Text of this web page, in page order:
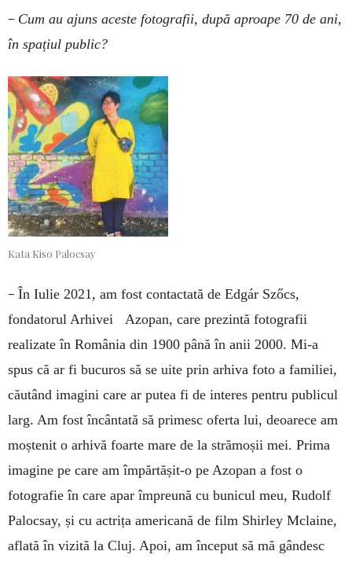
– Cum au ajuns aceste fotografii, după aproape 70 de ani,
în spațiul public?
Kata Kiso Palocsay
– În Iulie 2021, am fost contactată de Edgár Szőcs,
fondatorul Arhivei Azopan, care prezintă fotografii
realizate în România din 1900 până în anii 2000. Mi-a
spus că ar fi bucuros să se uite prin arhiva foto a familiei,
căutând imagini care ar putea fi de interes pentru publicul
larg. Am fost încântată să primesc oferta lui, deoarece am
moștenit o arhivă foarte mare de la strămoșii mei. Prima
imagine pe care am împărtășit-o pe Azopan a fost o
fotografie în care apar împreună cu bunicul meu, Rudolf
Palocsay, și cu actrița americană de film Shirley Mclaine,
aflată în vizită la Cluj. Apoi, am început să mă gândesc